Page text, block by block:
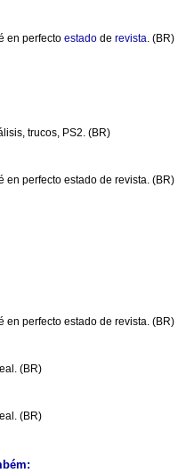
en perfecto estado de revista. (BR)
trucos, PS2. (BR)
en perfecto estado de revista. (BR)
en perfecto estado de revista. (BR)
(BR)
(BR)